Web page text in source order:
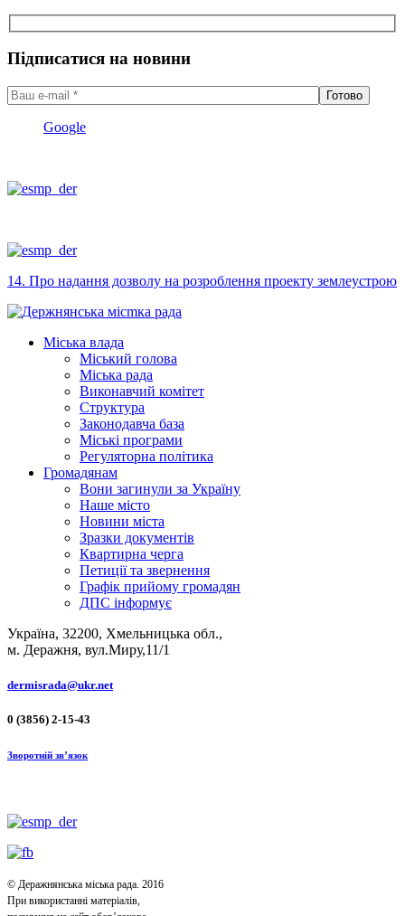
Підписатися на новини
Google
14. Про надання дозволу на розроблення проекту землеустрою
Міська влада
Міський голова
Міська рада
Виконавчий комітет
Структура
Законодавча база
Міські програми
Регуляторна політика
Громадянам
Вони загинули за Україну
Наше місто
Новини міста
Зразки документів
Квартирна черга
Петиції та звернення
Графік прийому громадян
ДПС інформує
Україна, 32200, Хмельницька обл.,
м. Деражня, вул.Миру,11/1
dermisrada@ukr.net
0 (3856) 2-15-43
Зворотній зв’язок
© Деражнянська міська рада. 2016
При використанні матеріалів,